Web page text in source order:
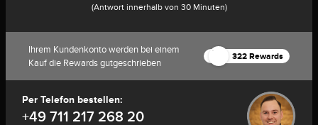
(Antwort innerhalb von 30 Minuten)
Ihrem Kundenkonto werden bei einem
Kauf die Rewards gutgeschrieben
322 Rewards
Per Telefon bestellen:
+49 711 217 268 20